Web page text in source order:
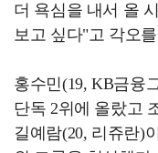
더 욕심을 내서 올
보고 싶다"고 각오
홍수민(19, KB금융
단독 2위에 올랐고
길예람(20, 리쥬란)